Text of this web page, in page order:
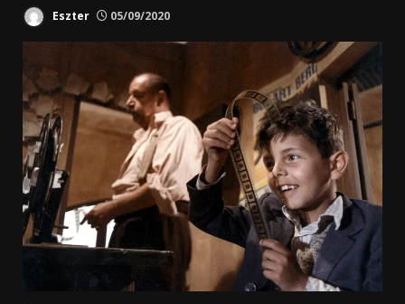
Eszter 05/09/2020